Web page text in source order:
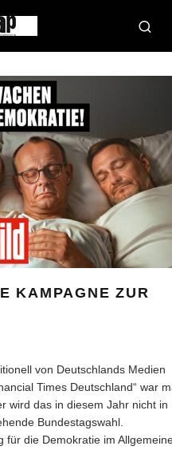
KAMPAGNE ZUR
von Deutschlands Medien
Times Deutschland“ war
wird das in diesem Jahr nicht in
Bundestagswahl.
für die Demokratie im